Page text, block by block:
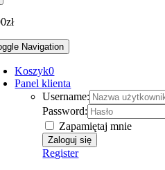
zł
Navigation
Koszyk0
Panel klienta
Username:
Password:
Zapamiętaj mnie
Register